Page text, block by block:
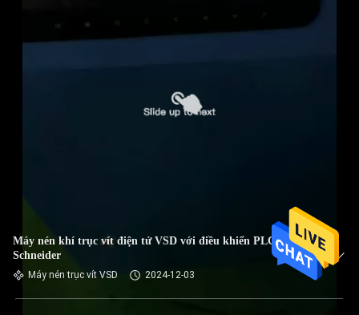
Máy nén khí trục vít điện tử VSD với điều khiển PLC
Schneider
Máy nén trục vít VSD 2024-12-03